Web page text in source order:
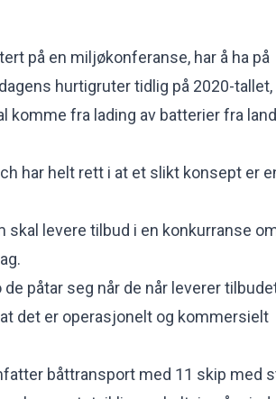
på en miljøkonferanse, har å ha på
hurtigruter tidlig på 2020-tallet,
komme fra lading av batterier fra
har helt rett i at et slikt konsept er
skal levere tilbud i en konkurranse
påtar seg når de når leverer
det er operasjonelt og kommersielt
båttransport med 11 skip med